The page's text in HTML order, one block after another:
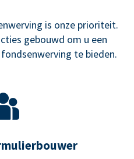
is onze prioriteit.
gebouwd om u een
te bieden.